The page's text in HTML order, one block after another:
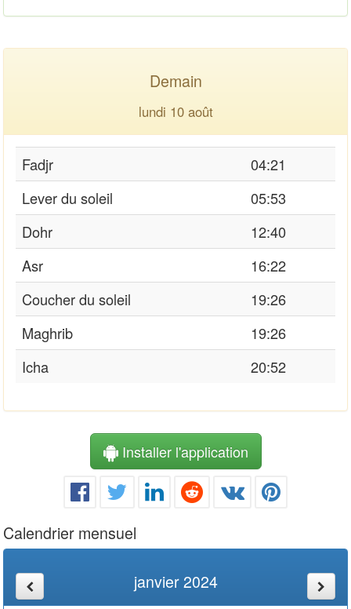
Demain
lundi 10 août
Fadjr
04:21
Lever du soleil
05:53
Dohr
12:40
Asr
16:22
Coucher du soleil
19:26
Maghrib
19:26
Icha
20:52
Installer l'application
Calendrier mensuel
janvier 2024